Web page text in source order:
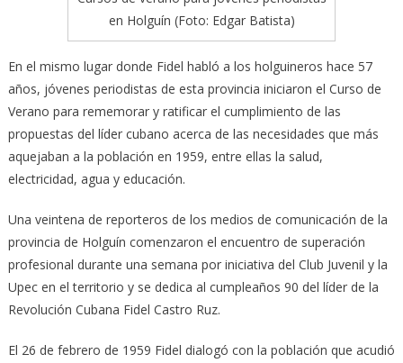
en Holguín (Foto: Edgar Batista)
En el mismo lugar donde Fidel habló a los holguineros hace 57
años, jóvenes periodistas de esta provincia iniciaron el Curso de
Verano para rememorar y ratificar el cumplimiento de las
propuestas del líder cubano acerca de las necesidades que más
aquejaban a la población en 1959, entre ellas la salud,
electricidad, agua y educación.
Una veintena de reporteros de los medios de comunicación de la
provincia de Holguín comenzaron el encuentro de superación
profesional durante una semana por iniciativa del Club Juvenil y la
Upec en el territorio y se dedica al cumpleaños 90 del líder de la
Revolución Cubana Fidel Castro Ruz.
El 26 de febrero de 1959 Fidel dialogó con la población que acudió